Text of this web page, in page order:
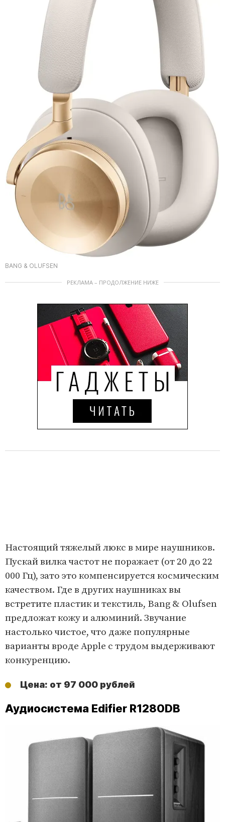
BANG & OLUFSEN
РЕКЛАМА – ПРОДОЛЖЕНИЕ НИЖЕ
Настоящий тяжелый люкс в мире наушников.
Пускай вилка частот не поражает (от 20 до 22
000 Гц), зато это компенсируется космическим
качеством. Где в других наушниках вы
встретите пластик и текстиль, Bang & Olufsen
предложат кожу и алюминий. Звучание
настолько чистое, что даже популярные
варианты вроде Apple с трудом выдерживают
конкуренцию.
Цена: от 97 000 рублей
Аудиосистема Edifier R1280DB